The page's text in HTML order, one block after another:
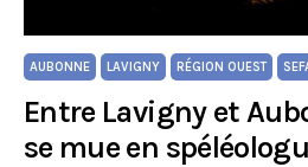
AUBONNE LAVIGNY RÉGION OUEST
Entre Lavigny et
se mue en